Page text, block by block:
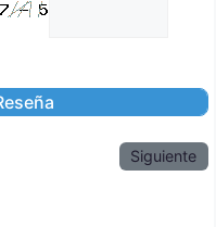
Siguiente